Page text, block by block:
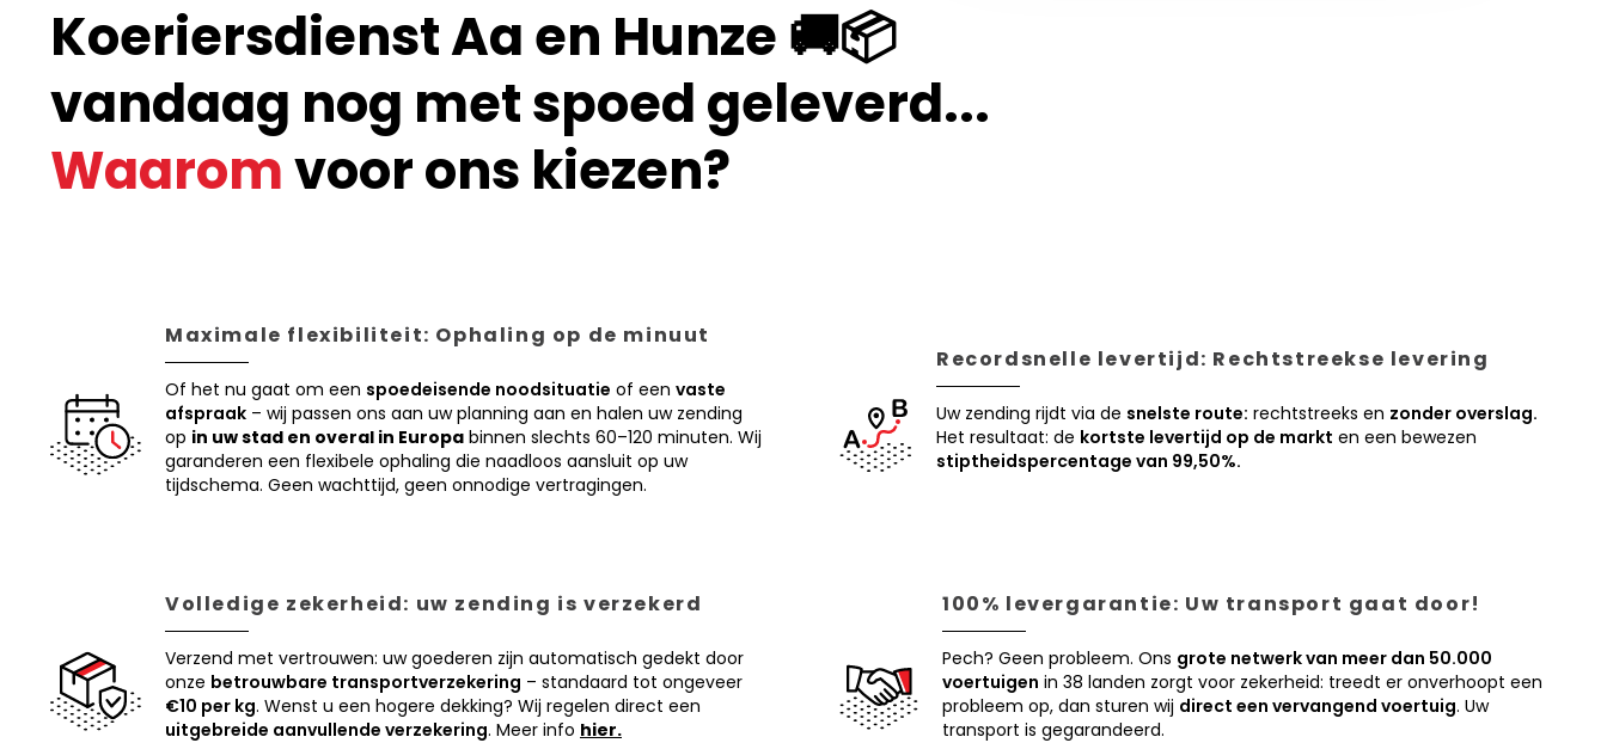
Koeriersdienst Aa en Hunze 🚚📦
vandaag nog met spoed geleverd...
Waaromvoor ons kiezen?
Maximale flexibiliteit: Ophaling op de minuut
Of het nu gaat om een spoedeisende noodsituatie of een vaste
afspraak – wij passen ons aan uw planning aan en halen uw zending
op in uw stad en overal in Europa binnen slechts 60–120 minuten. Wij
garanderen een flexibele ophaling die naadloos aansluit op uw
tijdschema. Geen wachttijd, geen onnodige vertragingen.
Recordsnelle levertijd: Rechtstreekse levering
Uw zending rijdt via de snelste route: rechtstreeks en zonder overslag.
Het resultaat: de kortste levertijd op de markt en een bewezen
stiptheidspercentage van 99,50%.
Volledige zekerheid: uw zending is verzekerd
Verzend met vertrouwen: uw goederen zijn automatisch gedekt door
onze betrouwbare transportverzekering – standaard tot ongeveer
€10 per kg. Wenst u een hogere dekking? Wij regelen direct een
uitgebreide aanvullende verzekering. Meer info hier.
100% levergarantie: Uw transport gaat door!
Pech? Geen probleem. Ons grote netwerk van meer dan 50.000
voertuigen in 38 landen zorgt voor zekerheid: treedt er onverhoopt een
probleem op, dan sturen wij direct een vervangend voertuig. Uw
transport is gegarandeerd.